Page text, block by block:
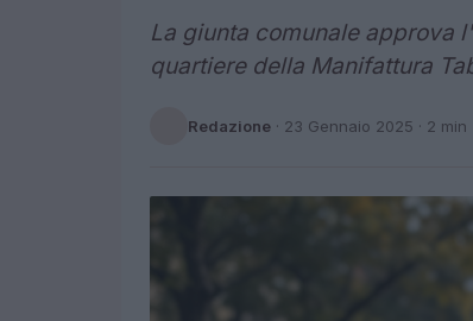
La giunta comunale approva
quartiere della Manifattura
Redazione · 23 Gennaio 2025 · 2 min